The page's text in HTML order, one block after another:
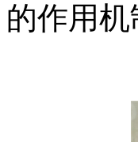
的作用机